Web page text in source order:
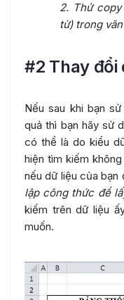
2. Thử
từ) trong
#2 Thay đổi
Nếu sau khi bạn
quả thì bạn hãy sử
có thể là do kiểu
hiện tìm kiếm
nếu dữ liệu của
lập công thức để
kiếm trên dữ liệu
muốn.